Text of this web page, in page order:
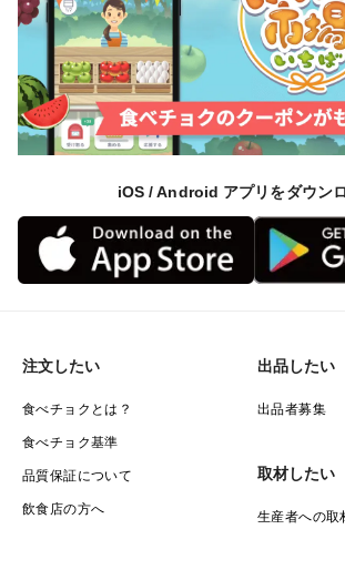
iOS / Android アプリをダウン
注文したい
食べチョクとは？
食べチョク基準
品質保証について
飲食店の方へ
出品したい
出品者募集
取材したい
生産者への取